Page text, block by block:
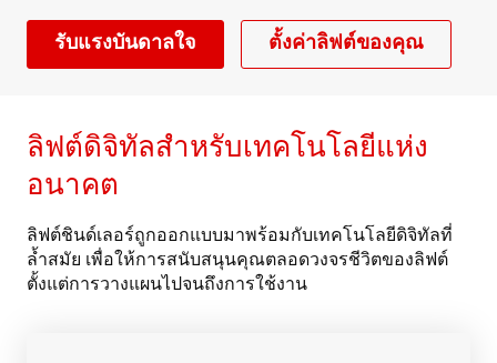
รับแรงบันดาลใจ ตั้งค่าลิฟต์ของคุณ
ลิฟต์ดิจิทัลสำหรับเทคโนโลยีแห่ง
อนาคต
ลิฟต์ชินด์เลอร์ถูกออกแบบมาพร้อมกับเทคโนโลยีดิจิทัลที่
ล้ำสมัย เพื่อให้การสนับสนุนคุณตลอดวงจรชีวิตของลิฟต์
ตั้งแต่การวางแผนไปจนถึงการใช้งาน